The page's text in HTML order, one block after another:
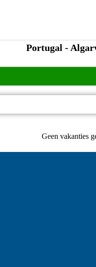
Portugal -
Geen vakanties